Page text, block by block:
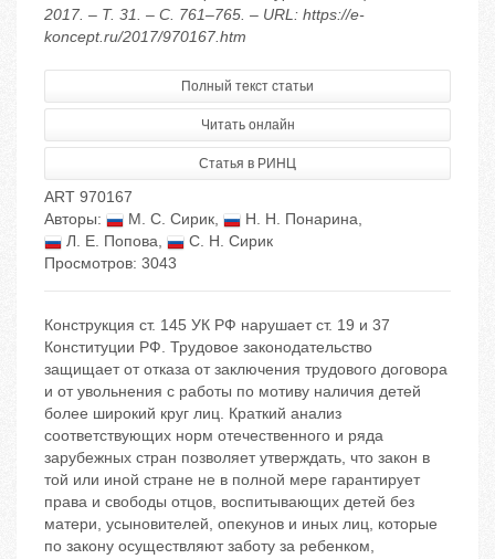
2017. – Т. 31. – С. 761–765. – URL: https://e-
koncept.ru/2017/970167.htm
Полный текст статьи
Читать онлайн
Статья в РИНЦ
ART 970167
Авторы:
М. С. Сирик, Н. Н. Понарина,
Л. Е. Попова,
С. Н. Сирик
Просмотров: 3043
Конструкция ст. 145 УК РФ нарушает ст. 19 и 37
Конституции РФ. Трудовое законодательство
защищает от отказа от заключения трудового договора
и от увольнения с работы по мотиву наличия детей
более широкий круг лиц. Краткий анализ
соответствующих норм отечественного и ряда
зарубежных стран позволяет утверждать, что закон в
той или иной стране не в полной мере гарантирует
права и свободы отцов, воспитывающих детей без
матери, усыновителей, опекунов и иных лиц, которые
по закону осуществляют заботу за ребенком,